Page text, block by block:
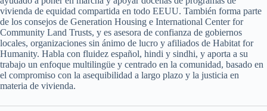
vivienda de equidad compartida en todo EEUU. También forma parte
de los consejos de Generation Housing e International Center for
Community Land Trusts, y es asesora de confianza de gobiernos
locales, organizaciones sin ánimo de lucro y afiliados de Habitat for
Humanity. Habla con fluidez español, hindi y sindhi, y aporta a su
trabajo un enfoque multilingüe y centrado en la comunidad, basado en
el compromiso con la asequibilidad a largo plazo y la justicia en
materia de vivienda.